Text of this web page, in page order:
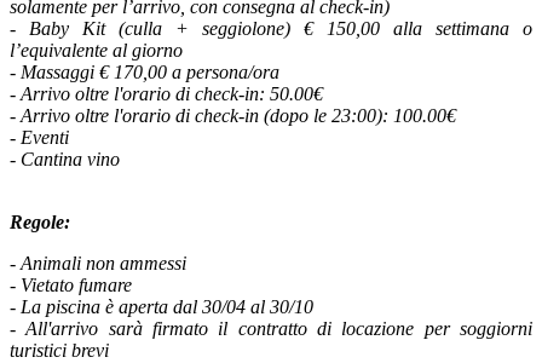
solamente per l’arrivo, con consegna al check-in)
- Baby Kit (culla + seggiolone) € 150,00 alla settimana o
l’equivalente al giorno
- Massaggi € 170,00 a persona/ora
-Arrivo oltre l'orario di check-in: 50.00€
- Arrivo oltre l'orario di check-in (dopo le 23:00): 100.00€
- Eventi
- Cantina vino
Regole:
- Animali non ammessi
- Vietato fumare
- La piscina è aperta dal 30/04 al 30/10
- All'arrivo sarà firmato il contratto di locazione per soggiorni
turistici brevi